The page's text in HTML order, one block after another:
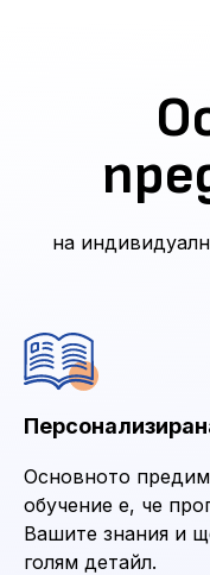
на
Основното
обучение е, че
Вашите знания и
голям детайл.